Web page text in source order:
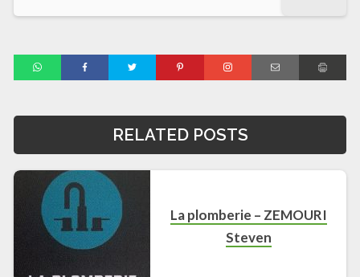
RELATED POSTS
La plomberie – ZEMOURI
Steven